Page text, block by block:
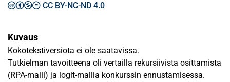
CC BY-NC-ND 4.0
Kuvaus
Kokotekstiversiota ei ole saatavissa.
Tutkielman tavoitteena oli vertailla rekursiivista osittamista
(RPA-malli) ja logit-mallia konkurssin ennustamisessa.